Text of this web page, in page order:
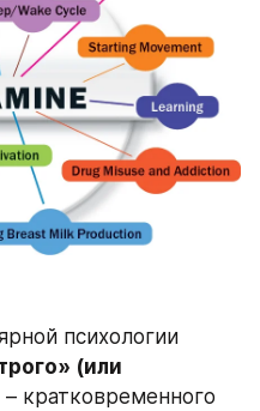
психологии
(или
– кратковременного